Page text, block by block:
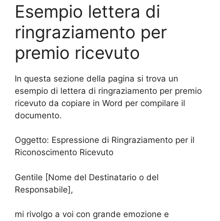
Esempio lettera di
ringraziamento per
premio ricevuto
In questa sezione della pagina si trova un
esempio di lettera di ringraziamento per premio
ricevuto da copiare in Word per compilare il
documento.
Oggetto: Espressione di Ringraziamento per il
Riconoscimento Ricevuto
Gentile [Nome del Destinatario o del
Responsabile],
mi rivolgo a voi con grande emozione e